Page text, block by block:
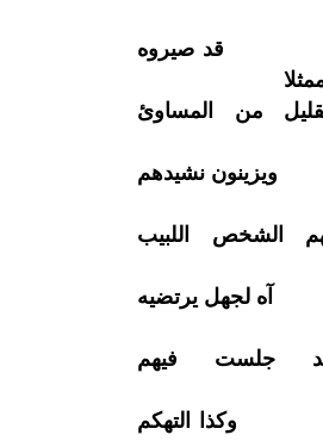
صيروه
من المساوئ
نشيدهم
الشخص اللبيب
يرتضيه
جلست فيهم
التهكم